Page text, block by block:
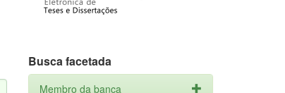
Busca facetada
Membro da banca